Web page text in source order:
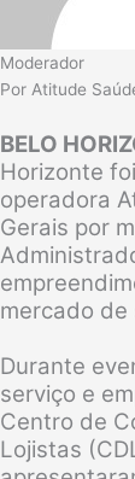
Moderador
Por Atitude
BELO
Horizonte
operadora
Gerais por
mercado de
Durante
serviço e
Centro de
Lojistas